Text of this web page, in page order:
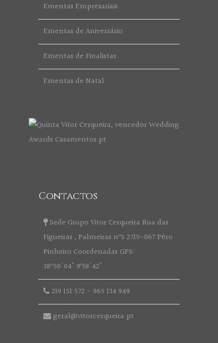
Ementas Empresariais
Ementas de Aniversário
Ementas de Finalistas
Ementas de Natal
Contactos
Sede Grupo Vitor Cerqueira Rua das
Figueiras , Palmeiras nº5 2715-067 Pêro
Pinheiro Coordenadas GPS:
38º50'04" 9º18'42"
219 151 572 - 965 134 949
geral@vitorcerqueira.pt